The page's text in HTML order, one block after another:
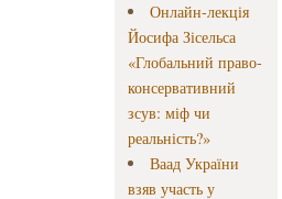
Онлайн-лекція
Йосифа Зісельса
«Глобальний право-
консервативний
зсув: міф чи
реальність?»
Ваад України
взяв участь у